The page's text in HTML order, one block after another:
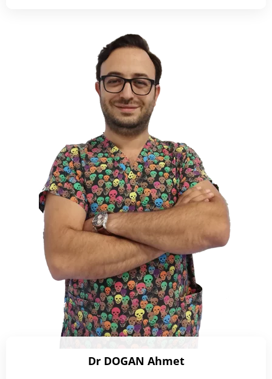
Dr DOGAN Ahmet